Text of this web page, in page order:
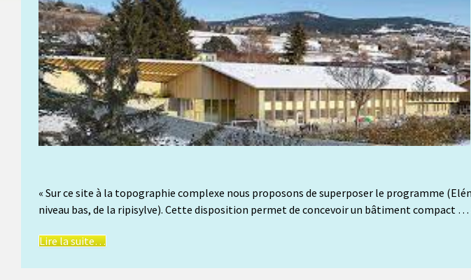
« Sur ce site à la topographie complexe nous proposons de superposer le programme
niveau bas, de la ripisylve). Cette disposition permet de concevoir un bâtiment compact …
Lire la suite…